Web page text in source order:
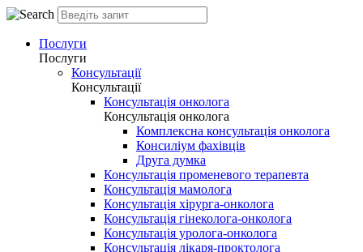
Послуги
Послуги
Консультації
Консультації
Консультація онколога
Консультація онколога
Комплексна консультація онколога
Консиліум фахівців
Друга думка
Консультація променевого терапевта
Консультація мамолога
Консультація хірурга-онколога
Консультація гінеколога-онколога
Консультація уролога-онколога
Консультація лікаря-проктолога